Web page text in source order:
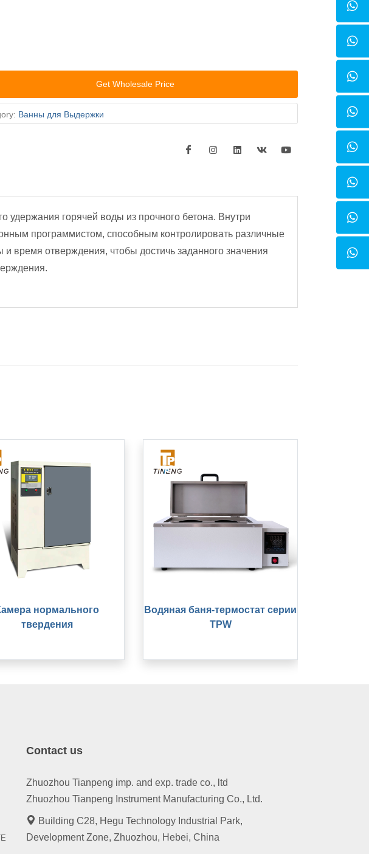
Get Wholesale Price
Ванны для Выдержки
удержания горячей воды из прочного бетона. Внутри
программистом, способным контролировать различные
время отверждения, чтобы достичь заданного значения
нормального
твердения
Водяная баня-термостат серии
TPW
Contact us
Zhuozhou Tianpeng imp. and exp. trade co., ltd
Zhuozhou Tianpeng Instrument Manufacturing Co., Ltd.
Building C28, Hegu Technology Industrial Park,
Development Zone, Zhuozhou, Hebei, China